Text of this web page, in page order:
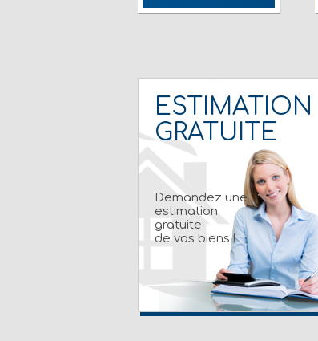
ESTIMATION
GRATUITE
Demandez une
estimation
gratuite
de vos biens !